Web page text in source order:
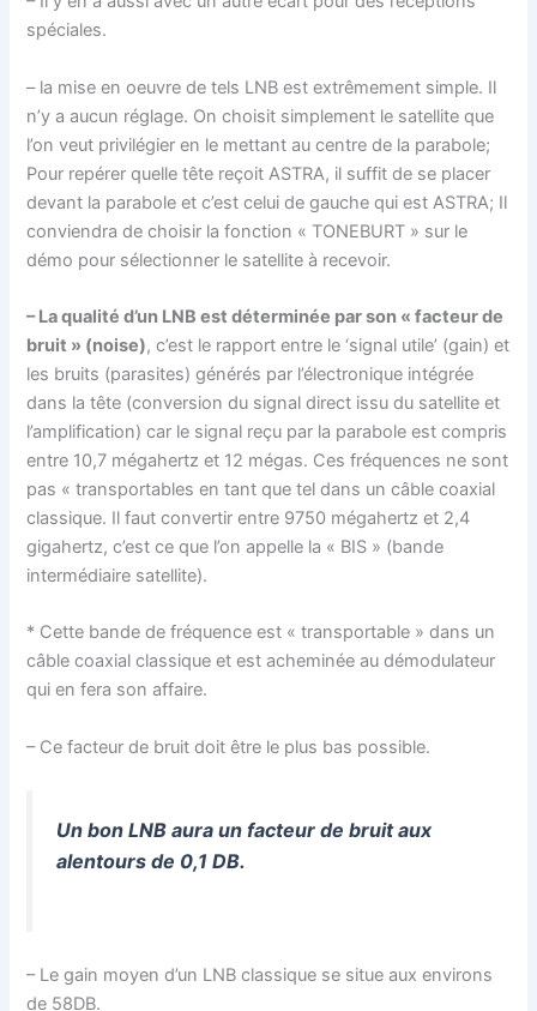
spéciales.
– la mise en oeuvre de tels LNB est extrêmement simple. Il
n’y a aucun réglage. On choisit simplement le satellite que
l’on veut privilégier en le mettant au centre de la parabole;
Pour repérer quelle tête reçoit ASTRA, il suffit de se placer
devant la parabole et c’est celui de gauche qui est ASTRA; Il
conviendra de choisir la fonction « TONEBURT » sur le
démo pour sélectionner le satellite à recevoir.
– La qualité d’un LNB est déterminée par son « facteur de
bruit » (noise), c’est le rapport entre le ‘signal utile’ (gain) et
les bruits (parasites) générés par l’électronique intégrée
dans la tête (conversion du signal direct issu du satellite et
l’amplification) car le signal reçu par la parabole est compris
entre 10,7 mégahertz et 12 mégas. Ces fréquences ne sont
pas « transportables en tant que tel dans un câble coaxial
classique. Il faut convertir entre 9750 mégahertz et 2,4
gigahertz, c’est ce que l’on appelle la « BIS » (bande
intermédiaire satellite).
* Cette bande de fréquence est « transportable » dans un
câble coaxial classique et est acheminée au démodulateur
qui en fera son affaire.
– Ce facteur de bruit doit être le plus bas possible.
Un bon LNB aura un facteur de bruit aux
alentours de 0,1 DB.
– Le gain moyen d’un LNB classique se situe aux environs
de 58DB.